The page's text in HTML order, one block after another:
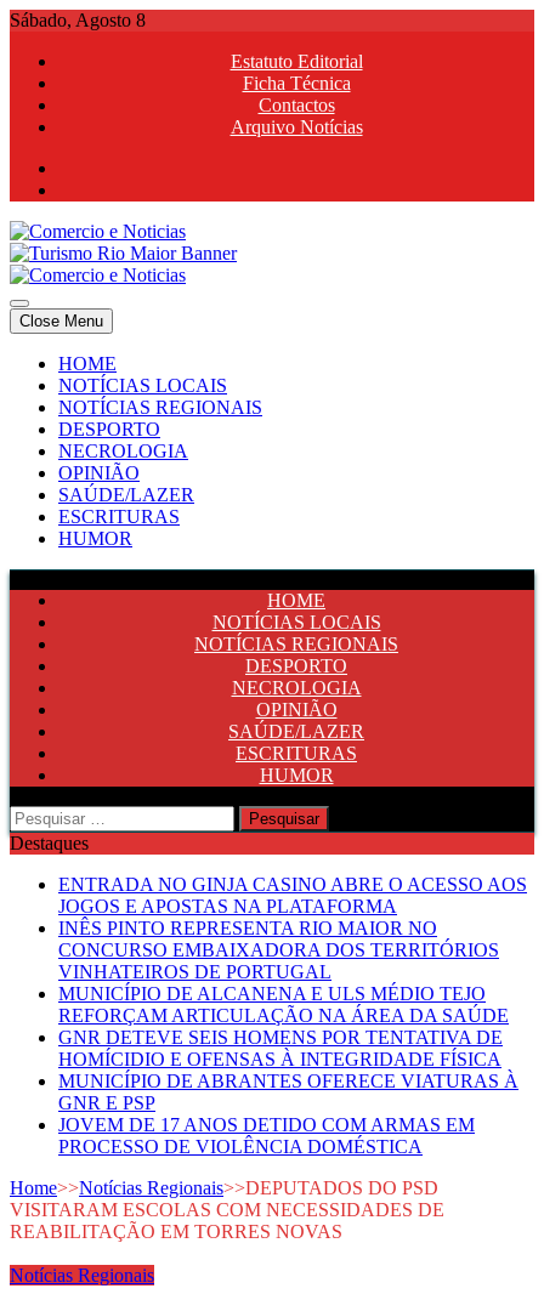
Skip
content
Sábado, Agosto 8
Estatuto Editorial
Ficha Técnica
Contactos
Arquivo Notícias
Comercio e Noticias
Notícias e Publicidade Online
Comercio e Noticias
Notícias e Publicidade Online
Close Menu
HOME
NOTÍCIAS LOCAIS
NOTÍCIAS REGIONAIS
DESPORTO
NECROLOGIA
OPINIÃO
SAÚDE/LAZER
ESCRITURAS
HUMOR
HOME
NOTÍCIAS LOCAIS
NOTÍCIAS REGIONAIS
DESPORTO
NECROLOGIA
OPINIÃO
SAÚDE/LAZER
ESCRITURAS
HUMOR
Pesquisar
por:
Destaques
ENTRADA NO GINJA CASINO ABRE O ACESSO AOS
JOGOS E APOSTAS NA PLATAFORMA
INÊS PINTO REPRESENTA RIO MAIOR NO
CONCURSO EMBAIXADORA DOS TERRITÓRIOS
VINHATEIROS DE PORTUGAL
MUNICÍPIO DE ALCANENA E ULS MÉDIO TEJO
REFORÇAM ARTICULAÇÃO NA ÁREA DA SAÚDE
GNR DETEVE SEIS HOMENS POR TENTATIVA DE
HOMÍCIDIO E OFENSAS À INTEGRIDADE FÍSICA
MUNICÍPIO DE ABRANTES OFERECE VIATURAS À
GNR E PSP
JOVEM DE 17 ANOS DETIDO COM ARMAS EM
PROCESSO DE VIOLÊNCIA DOMÉSTICA
Home>>Notícias Regionais>>DEPUTADOS DO PSD
VISITARAM ESCOLAS COM NECESSIDADES DE
REABILITAÇÃO EM TORRES NOVAS
Notícias Regionais